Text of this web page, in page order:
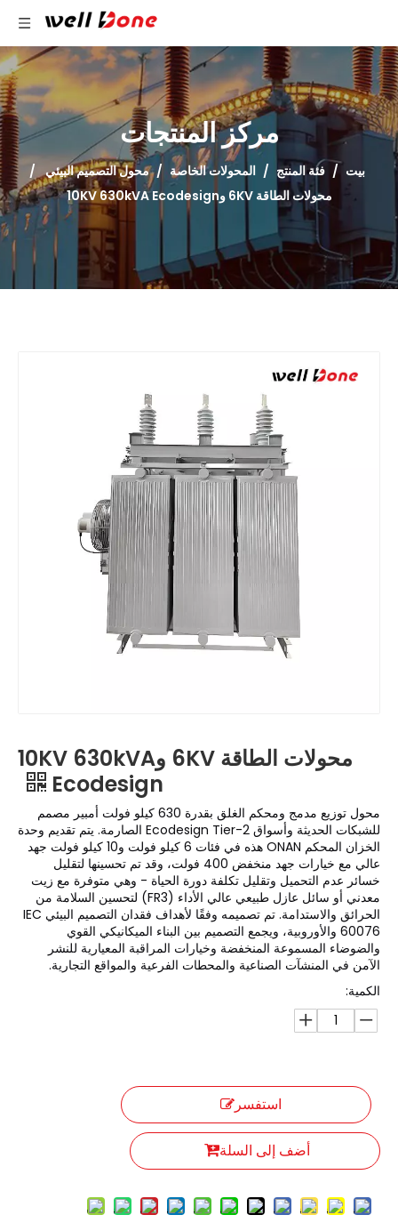
مركز المنتجات
بيت / فئة المنتج / المحولات الخاصة / محول التصميم البيئي /
محولات الطاقة 6KV و10KV 630kVA Ecodesign
محولات الطاقة 6KV و10KV 630kVA
Ecodesign
محول توزيع مدمج ومحكم الغلق بقدرة 630 كيلو فولت أمبير مصمم
للشبكات الحديثة وأسواق Ecodesign Tier-2 الصارمة. يتم تقديم وحدة
الخزان المحكم ONAN هذه في فئات 6 كيلو فولت و10 كيلو فولت جهد
عالي مع خيارات جهد منخفض 400 فولت، وقد تم تحسينها لتقليل
خسائر عدم التحميل وتقليل تكلفة دورة الحياة - وهي متوفرة مع زيت
معدني أو سائل عازل طبيعي عالي الأداء (FR3) لتحسين السلامة من
الحرائق والاستدامة. تم تصميمه وفقًا لأهداف فقدان التصميم البيئي IEC
60076 والأوروبية، ويجمع التصميم بين البناء الميكانيكي القوي
والضوضاء المسموعة المنخفضة وخيارات المراقبة المعيارية للنشر
الآمن في المنشآت الصناعية والمحطات الفرعية والمواقع التجارية.
الكمية:
استفسر
أضف إلى السلة